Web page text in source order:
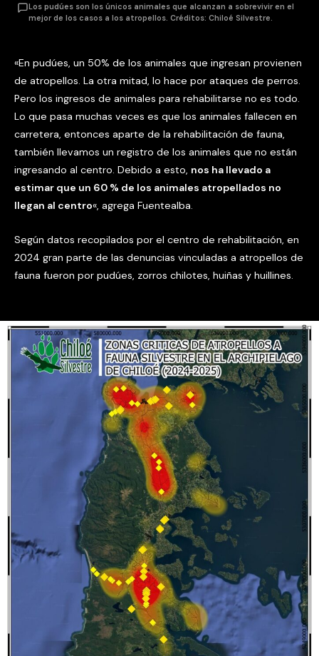
Los pudúes son los únicos animales que alcanzan a sobrevivir en el
mejor de los casos a los atropellos. Créditos: Chiloé Silvestre.
«En pudúes, un 50% de los animales que ingresan provienen
de atropellos. La otra mitad, lo hace por ataques de perros.
Pero los ingresos de animales para rehabilitarse no es todo.
Lo que pasa muchas veces es que los animales fallecen en
carretera, entonces aparte de la rehabilitación de fauna,
también llevamos un registro de los animales que no están
ingresando al centro. Debido a esto, nos ha llevado a
estimar que un 60 % de los animales atropellados no
llegan al centro«, agrega Fuentealba.
Según datos recopilados por el centro de rehabilitación, en
2024 gran parte de las denuncias vinculadas a atropellos de
fauna fueron por pudúes, zorros chilotes, huiñas y huillines.